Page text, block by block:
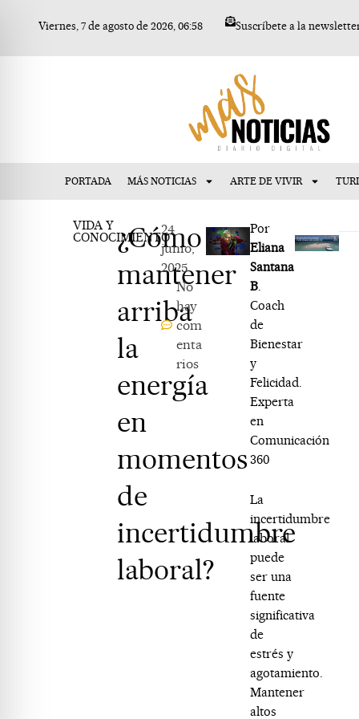
Viernes, 7 de agosto de 2026, 06:58 Suscríbete a la
PORTADA MÁS NOTICIAS ARTE DE VIVIR
VIDA Y
CONOCIMIENTO
¿Cómo
mantener
arriba
la
energía
en
momentos
de
incertidumbre
laboral?
24
junio,
2025
No
hay
com
enta
rios
Por
Eliana
Santana
B
Coach
de
Bienestar
y
Felicidad.
Experta
en
Comunicación
360
La
incertidumbre
laboral
puede
ser una
fuente
significativa
de
estrés y
agotamiento.
Mantener
altos